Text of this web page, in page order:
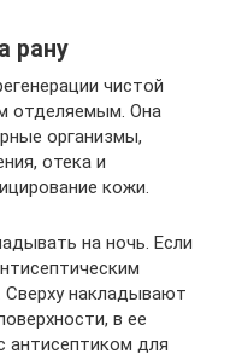
рану
чистой
отделяемым. Она
организмы,
отека и
кожи.
на ночь. Если
накладывают
в ее
антисептиком для